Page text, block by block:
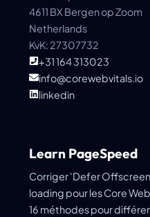
4611 BX Bergen op Zoom
Netherlands
KvK: 27307732
+31 164 313023
info@corewebvitals.io
linkedin
Learn PageSpeed
Corriger 'Defer
loading pour les Core
16 méthodes pour